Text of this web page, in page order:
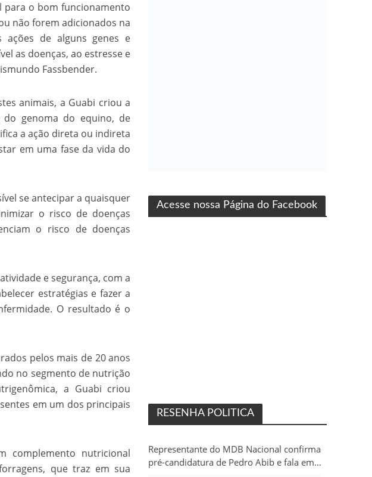
Vídeo em Português mais uma produção Folha Filmes
para o bom funcionamento
não forem adicionados na
ações de alguns genes e
as doenças, ao estresse e
Fassbender.
animais, a Guabi criou a
do genoma do equino, de
a ação direta ou indireta
em uma fase da vida do
se antecipar a quaisquer
o risco de doenças
o risco de doenças
e segurança, com a
estratégias e fazer a
O resultado é o
pelos mais de 20 anos
no segmento de nutrição
a Guabi criou
em um dos principais
complemento nutricional
que traz em sua
Acesse nossa Página do Facebook
RESENHA POLITICA
Representante do MDB Nacional confirma
pré-candidatura de Pedro Abib e fala em